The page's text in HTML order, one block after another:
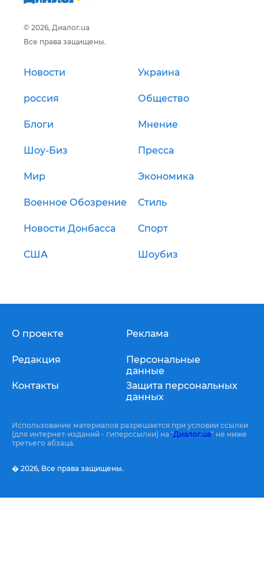
© 2026, Диалог.ua
Все права защищены.
Новости Украина
россия Общество
Блоги Мнение
Шоу-Биз Пресса
Мир Экономика
Военное Обозрение Стиль
Новости Донбасса Спорт
США Шоубиз
О проекте
Редакция
Контакты
Реклама
Персональные
данные
Защита персональных
данных
Использование материалов разрешается при условии ссылки
(для интернет-изданий - гиперссылки) на "Диалог.ua" не ниже
третьего абзаца.
� 2026, Все права защищены.